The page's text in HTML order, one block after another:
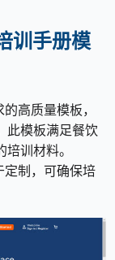
训手册模
高质量模板，
此模板满足餐饮
训材料。
定制，可确保培